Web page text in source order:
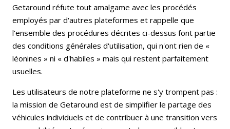
Getaround réfute tout amalgame avec les procédés
employés par d'autres plateformes et rappelle que
l'ensemble des procédures décrites ci-dessus font partie
des conditions générales d'utilisation, qui n'ont rien de «
léonines » ni « d'habiles » mais qui restent parfaitement
usuelles.
Les utilisateurs de notre plateforme ne s'y trompent pas :
la mission de Getaround est de simplifier le partage des
véhicules individuels et de contribuer à une transition vers